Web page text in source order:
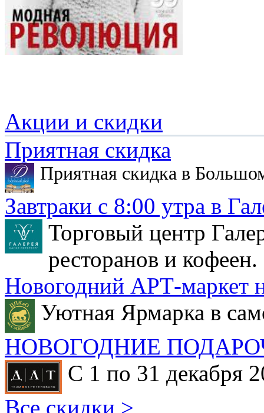
Акции и скидки
Приятная скидка
Приятная скидка в
Завтраки с 8:00 утра в
Торговый центр
ресторанов и кофеен.
Новогодний АРТ-маркет
Уютная Ярмарка в
НОВОГОДНИЕ
С 1 по 31 декабря
Все скидки >